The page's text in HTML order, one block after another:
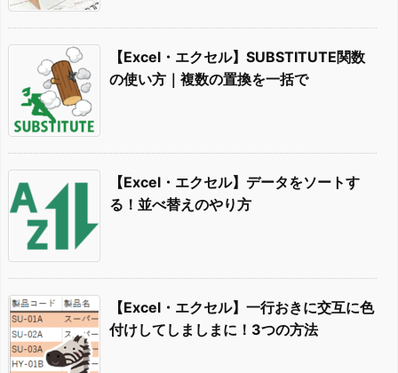
【Excel・エクセル】SUBSTITUTE関数
の使い方｜複数の置換を一括で
【Excel・エクセル】データをソートす
る！並べ替えのやり方
【Excel・エクセル】一行おきに交互に色
付けしてしましまに！3つの方法